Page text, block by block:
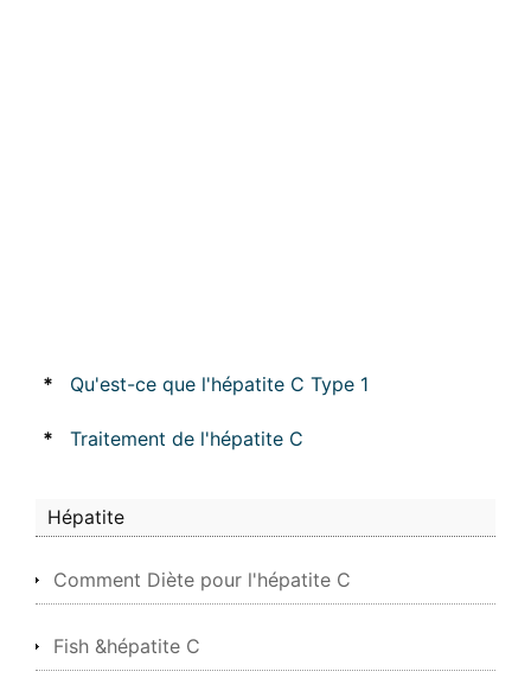
* Qu'est-ce que l'hépatite C Type 1
* Traitement de l'hépatite C
Hépatite
Comment Diète pour l'hépatite C
Fish &hépatite C